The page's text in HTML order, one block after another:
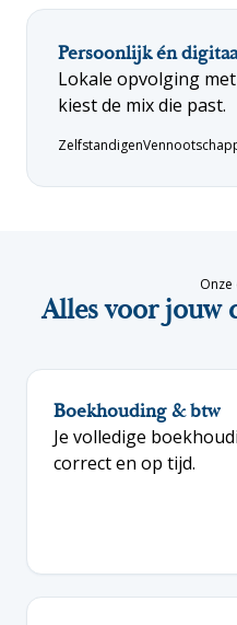
Persoonlijk én
Lokale opvolging
kiest de mix die past.
Zelfstandigen
Onze
Alles voor jouw
Boekhouding & btw
Je volledige
correct en op tijd.